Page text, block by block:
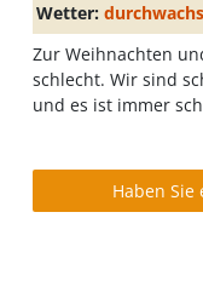
Wetter:
Zur Weihnachten
schlecht. Wir sind
und es ist immer
Haben Sie